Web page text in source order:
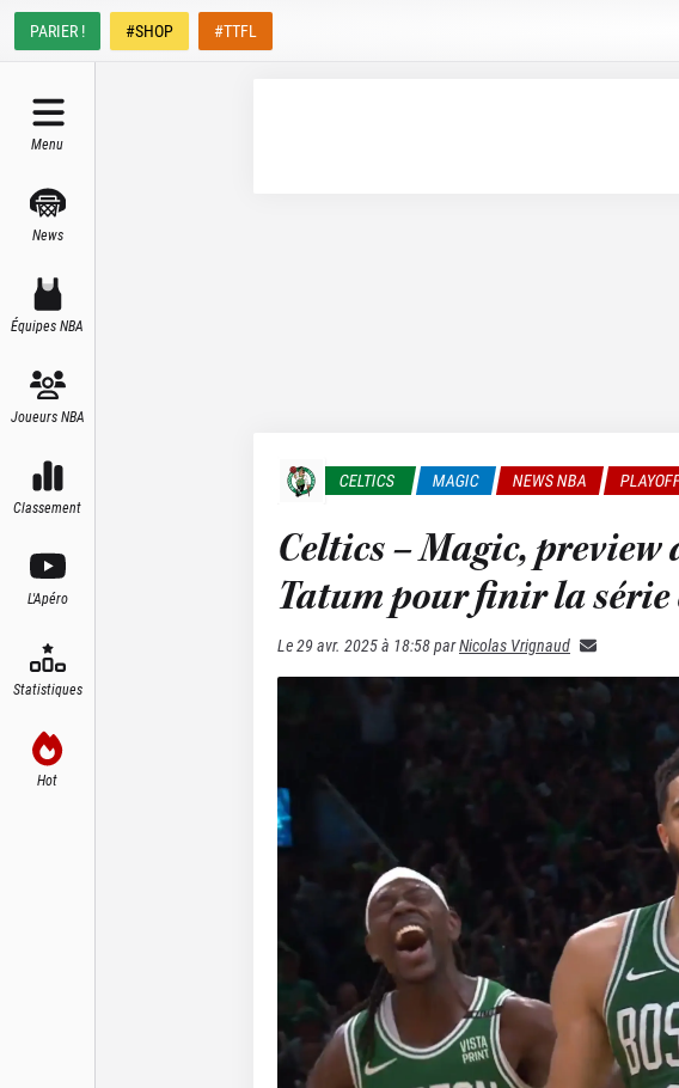
PARIER ! #SHOP #TTFL
Menu
News
Équipes NBA
Joueurs NBA
Classement
L'Apéro
Statistiques
Hot
CELTICS MAGIC NEWS NBA
Celtics – Magic, preview
Tatum pour finir la série
Le29 avr. 2025 à 18:58parNicolas Vrignaud